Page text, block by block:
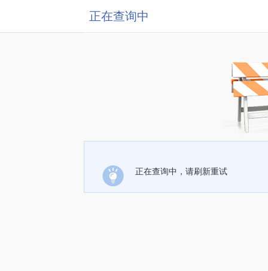
正在查询中
正在查询中，请刷新重试